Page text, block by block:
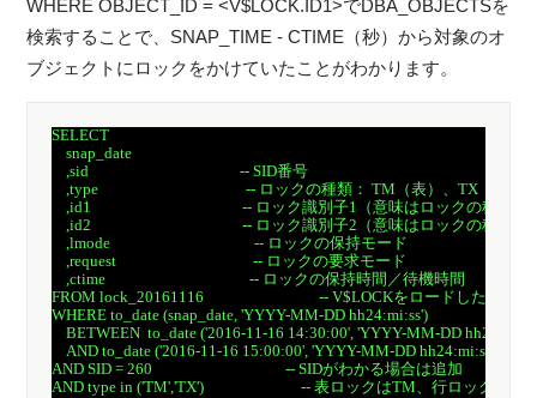
WHERE OBJECT_ID = <V$LOCK.ID1>でDBA_OBJECTSを
検索することで、SNAP_TIME - CTIME（秒）から対象のオ
ブジェクトにロックをかけていたことがわかります。
SELECT
    snap_date
    ,sid                                          -- SID番号
    ,type                                         -- ロックの種類： TM（表）、TX（行）
,id1                                          -- ロック識別子1（意味はロックの種
,id2                                          -- ロック識別子2（意味はロックの種
    ,lmode                                        -- ロックの保持モード
    ,request                                      -- ロックの要求モード
    ,ctime                                        -- ロックの保持時間／待機時間
FROM lock_20161116                                -- V$LOCKをロードした表
WHERE to_date (snap_date, 'YYYY-MM-DD hh24:mi:ss')
BETWEEN  to_date ('2016-11-16 14:30:00', 'YYYY-MM-DD
AND to_date ('2016-11-16 15:00:00', 'YYYY-MM-DD hh24:mi:ss')
AND SID = 260                                     -- SIDがわかる場合は追加
AND type in ('TM','TX')                           -- 表ロックはTM、行ロックはTX